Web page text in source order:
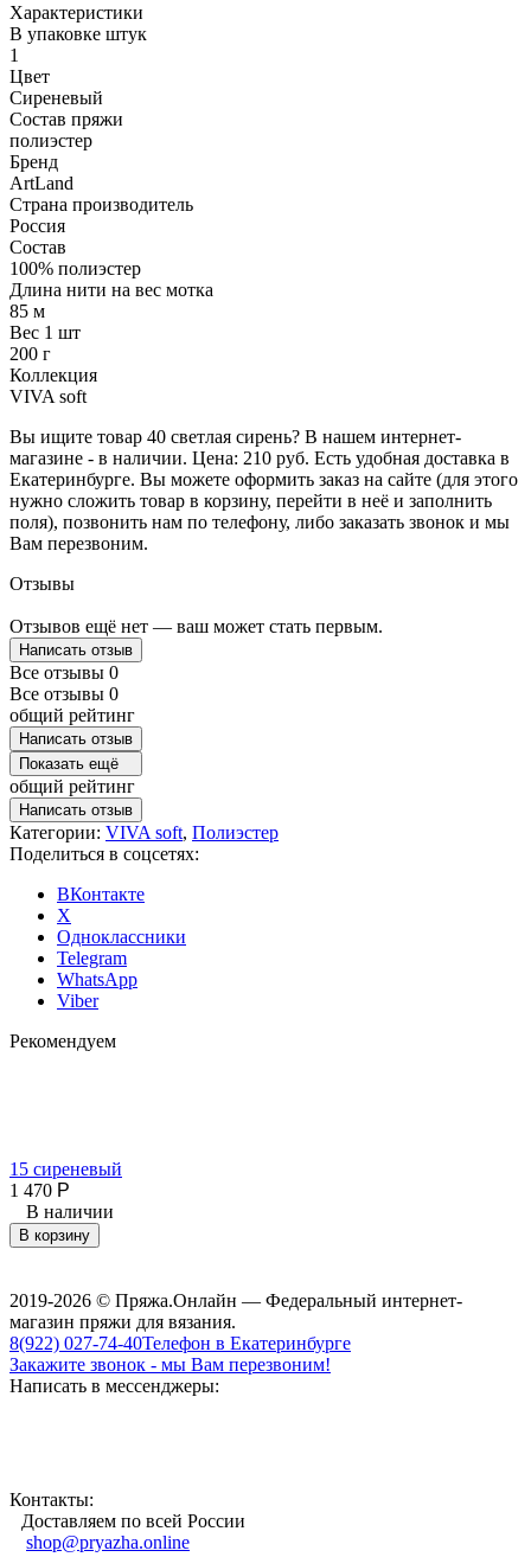
Характеристики
В упаковке штук
1
Цвет
Сиреневый
Состав пряжи
полиэстер
Бренд
ArtLand
Страна производитель
Россия
Состав
100% полиэстер
Длина нити на вес мотка
85 м
Вес 1 шт
200 г
Коллекция
VIVA soft
Вы ищите товар 40 светлая сирень? В нашем интернет-
магазине - в наличии. Цена: 210 руб. Есть удобная доставка в
Екатеринбурге. Вы можете оформить заказ на сайте (для этого
нужно сложить товар в корзину, перейти в неё и заполнить
поля), позвонить нам по телефону, либо заказать звонок и мы
Вам перезвоним.
Отзывы
Отзывов ещё нет — ваш может стать первым.
Написать отзыв
Все отзывы 0
Все отзывы 0
общий рейтинг
Написать отзыв
Показать ещё
общий рейтинг
Написать отзыв
Категории: VIVA soft, Полиэстер
Поделиться в соцсетях:
ВКонтакте
X
Одноклассники
Telegram
WhatsApp
Viber
Рекомендуем
15 сиреневый
1 470 Р
В наличии
В корзину
2019-2026 © Пряжа.Онлайн — Федеральный интернет-
магазин пряжи для вязания.
8(922) 027-74-40Телефон в Екатеринбурге
Закажите звонок - мы Вам перезвоним!
Написать в мессенджеры:
Контакты:
Доставляем по всей России
shop@pryazha.online